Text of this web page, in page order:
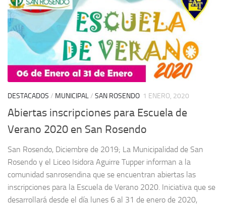
DESTACADOS / MUNICIPAL/ SAN ROSENDO 1 ENERO, 2020
Abiertas inscripciones para Escuela de
Verano 2020 en San Rosendo
San Rosendo, Diciembre de 2019; La Municipalidad de San
Rosendo y el Liceo Isidora Aguirre Tupper informan a la
comunidad sanrosendina que se encuentran abiertas las
inscripciones para la Escuela de Verano 2020. Iniciativa que se
desarrollará desde el día lunes 6 al 31 de enero de 2020,